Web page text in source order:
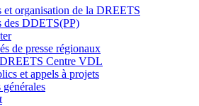
et organisation de la DREETS
des DDETS(PP)
de presse régionaux
Centre VDL
et appels à projets